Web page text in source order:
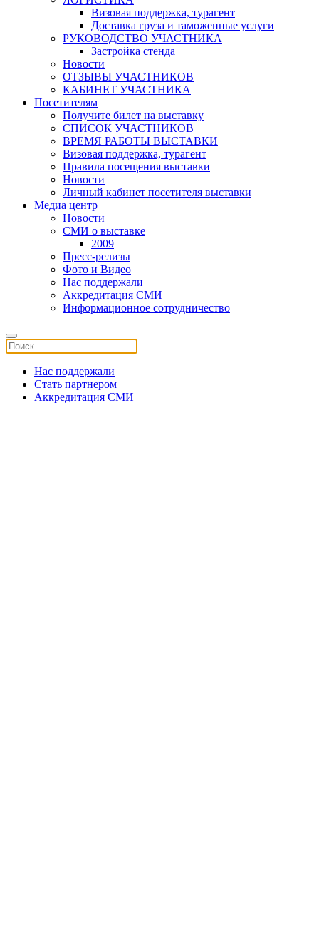
Визовая поддержка, турагент
Доставка груза и таможенные услуги
РУКОВОДСТВО УЧАСТНИКА
Застройка стенда
Новости
ОТЗЫВЫ УЧАСТНИКОВ
КАБИНЕТ УЧАСТНИКА
Посетителям
Получите билет на выставку
СПИСОК УЧАСТНИКОВ
ВРЕМЯ РАБОТЫ ВЫСТАВКИ
Визовая поддержка, турагент
Правила посещения выставки
Новости
Личный кабинет посетителя выставки
Медиа центр
Новости
СМИ о выставке
2009
Пресс-релизы
Фото и Видео
Нас поддержали
Аккредитация СМИ
Информационное сотрудничество
Нас поддержали
Стать партнером
Аккредитация СМИ